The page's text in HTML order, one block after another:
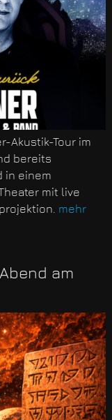
Akustik-Tour im
bereits
in einem
mit live
mehr
Abend am